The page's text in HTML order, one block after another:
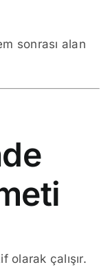
sonrası alan
olarak çalışır.